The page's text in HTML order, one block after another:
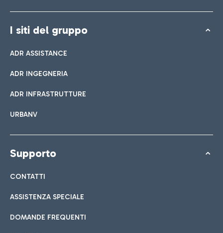
I siti del gruppo
ADR ASSISTANCE
ADR INGEGNERIA
ADR INFRASTRUTTURE
URBANV
Supporto
CONTATTI
ASSISTENZA SPECIALE
DOMANDE FREQUENTI